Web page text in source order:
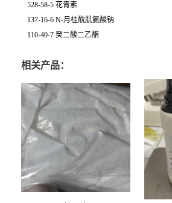
528-58-5 花青素
137-16-6 N-月桂酰肌氨酸钠
110-40-7 癸二酸二乙酯
相关产品：